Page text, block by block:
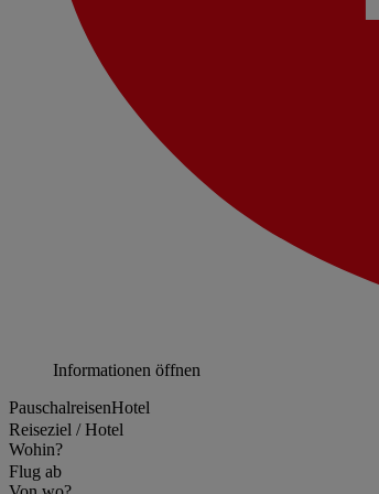
Informationen öffnen
PauschalreisenHotel
Reiseziel / Hotel
Wohin?
Flug ab